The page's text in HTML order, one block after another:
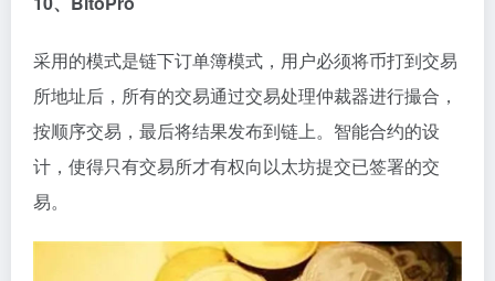
采用的模式是链下订单簿模式，用户必须将币打到交易
所地址后，所有的交易通过交易处理仲裁器进行撮合，
按顺序交易，最后将结果发布到链上。智能合约的设
计，使得只有交易所才有权向以太坊提交已签署的交
易。